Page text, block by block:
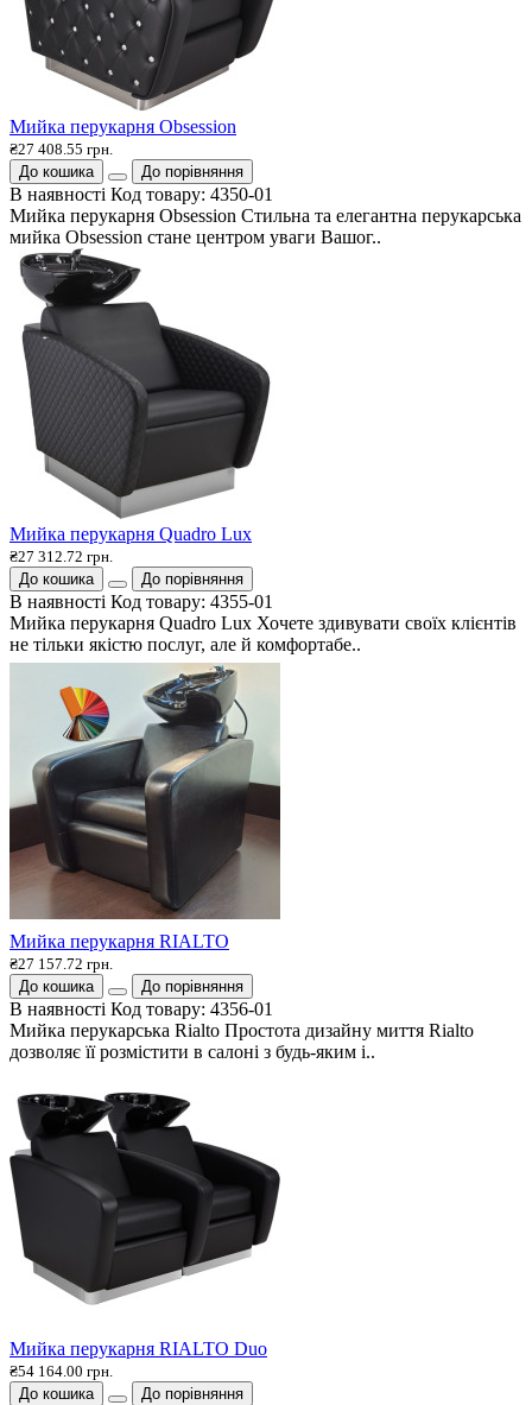
Мийка перукарня Obsession
₴27 408.55 грн.
До кошика
До порівняння
В наявності Код товару: 4350-01
Мийка перукарня Obsession Стильна та елегантна перукарська
мийка Obsession стане центром уваги Вашог..
Мийка перукарня Quadro Lux
₴27 312.72 грн.
До кошика
До порівняння
В наявності Код товару: 4355-01
Мийка перукарня Quadro Lux Хочете здивувати своїх клієнтів
не тільки якістю послуг, але й комфортабе..
Мийка перукарня RIALTO
₴27 157.72 грн.
До кошика
До порівняння
В наявності Код товару: 4356-01
Мийка перукарська Rialto Простота дизайну миття Rialto
дозволяє її розмістити в салоні з будь-яким і..
Мийка перукарня RIALTO Duo
₴54 164.00 грн.
До кошика
До порівняння